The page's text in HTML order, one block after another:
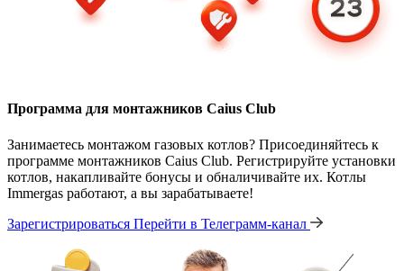
Программа для монтажников Caius Club
Занимаетесь монтажом газовых котлов? Присоединяйтесь к
программе монтажников Caius Club. Регистрируйте установки
котлов, накапливайте бонусы и обналичивайте их. Котлы
Immergas работают, а вы зарабатываете!
Зарегистрироваться Перейти в Телеграмм-канал